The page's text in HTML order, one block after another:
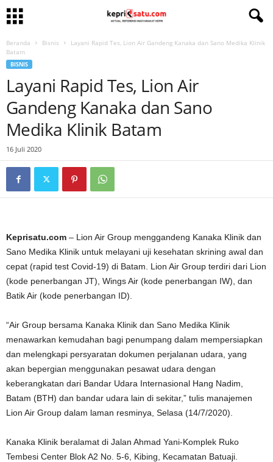
Beranda Bisnis
Layani Rapid Tes, Lion Air Gandeng Kanaka dan Sano Medika Klinik
Batam
BISNIS
Layani Rapid Tes, Lion Air
Gandeng Kanaka dan Sano
Medika Klinik Batam
16 Juli 2020
Keprisatu.com – Lion Air Group menggandeng Kanaka Klinik dan
Sano Medika Klinik untuk melayani uji kesehatan skrining awal dan
cepat (rapid test Covid-19) di Batam. Lion Air Group terdiri dari Lion
(kode penerbangan JT), Wings Air (kode penerbangan IW), dan
Batik Air (kode penerbangan ID).
“Air Group bersama Kanaka Klinik dan Sano Medika Klinik
menawarkan kemudahan bagi penumpang dalam mempersiapkan
dan melengkapi persyaratan dokumen perjalanan udara, yang
akan bepergian menggunakan pesawat udara dengan
keberangkatan dari Bandar Udara Internasional Hang Nadim,
Batam (BTH) dan bandar udara lain di sekitar,” tulis manajemen
Lion Air Group dalam laman resminya, Selasa (14/7/2020).
Kanaka Klinik beralamat di Jalan Ahmad Yani-Komplek Ruko
Tembesi Center Blok A2 No. 5-6, Kibing, Kecamatan Batuaji.